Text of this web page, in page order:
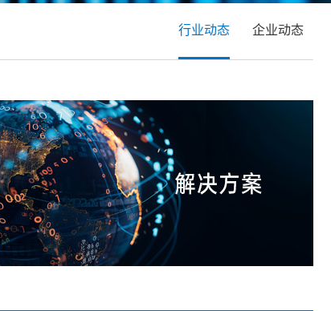
行业动态 企业动态